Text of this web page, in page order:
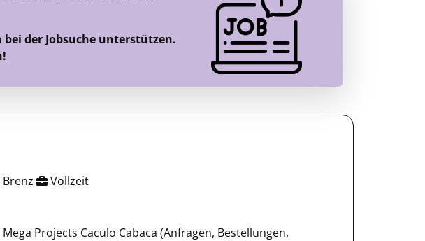
der Jobsuche unterstützen.
Vollzeit
Projects Caculo Cabaca (Anfragen, Bestellungen,